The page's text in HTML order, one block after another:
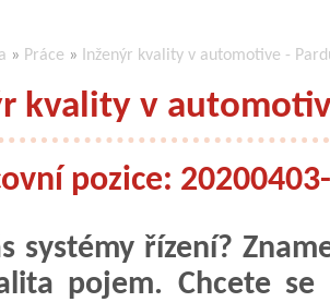
» Práce » Inženýr kvality v automotive -
kvality v
pozice:
systémy řízení?
pojem. Chcete se